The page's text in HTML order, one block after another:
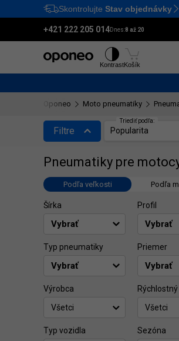
Ctrl
Skontrolujte Stav objednávky
+421 222 205 014Dnes:8 až 20
KontrastKošík
Oponeo Moto pneumatiky
Filtre
Pneumatiky pre
Podľa veľkosti Podľa
Šírka Profil
Typ pneumatiky Priemer
Výrobca
Všetci
Všetci
Typ vozidla
Sezóna
Triediť podľa:
Popularita
Triediť podľa: